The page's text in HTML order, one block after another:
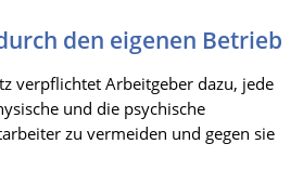
den eigenen Betrieb
verpflichtet Arbeitgeber dazu, jede
und die psychische
zu vermeiden und gegen sie